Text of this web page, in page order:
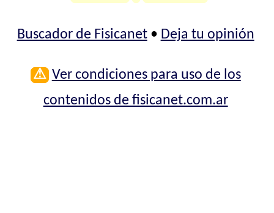
Buscador de Fisicanet• Deja tu opinión
⚠ Ver condiciones para uso de los
contenidos de fisicanet.com.ar